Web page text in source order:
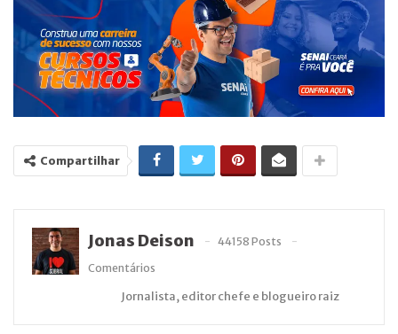
Compartilhar
Jonas Deison
44158 Posts
Comentários
Jornalista, editor chefe e blogueiro raiz